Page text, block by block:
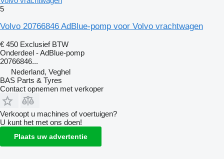
5
Volvo 20766846 AdBlue-pomp voor Volvo vrachtwagen
€ 450 Exclusief BTW
Onderdeel - AdBlue-pomp
20766846...
Nederland, Veghel
BAS Parts & Tyres
Contact opnemen met verkoper
Verkoopt u machines of voertuigen?
U kunt het met ons doen!
Plaats uw advertentie